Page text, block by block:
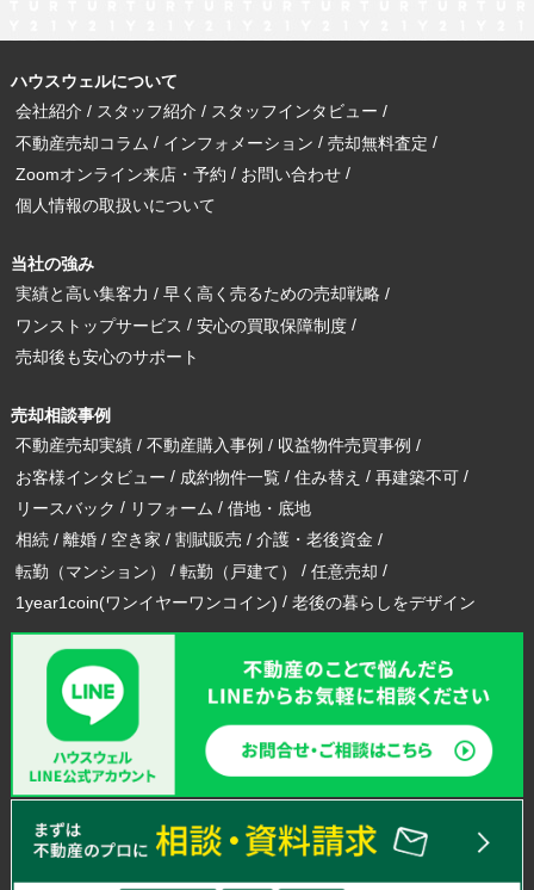
ハウスウェルについて
会社紹介
スタッフ紹介
スタッフインタビュー
不動産売却コラム
インフォメーション
売却無料査定
Zoomオンライン来店・予約
お問い合わせ
個人情報の取扱いについて
当社の強み
実績と高い集客力
早く高く売るための売却戦略
ワンストップサービス
安心の買取保障制度
売却後も安心のサポート
売却相談事例
不動産売却実績
不動産購入事例
収益物件売買事例
お客様インタビュー
成約物件一覧 住み替え
再建築不可
リースバック
リフォーム
借地・底地
相続
離婚 空き家 割賦販売
介護・老後資金
転勤（マンション）
転勤（戸建て）
任意売却
1year1coin(ワンイヤーワンコイン)
老後の暮らしをデザイン